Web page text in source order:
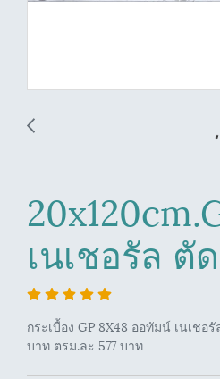
เนเชอรัล ตั
กระเบื้อง GP 8X48 ออทัมน์ เนเชอ
บาท ตรม.ละ 577 บาท